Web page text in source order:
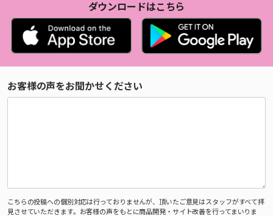
ダウンロードはこちら
お客様の声をお聞かせください
こちらの投稿への個別対応は行っておりませんが、頂いたご意見はスタッフがすべて拝
見させていただきます。お客様の声をもとに商品開発・サイト改善を行ってまいりま